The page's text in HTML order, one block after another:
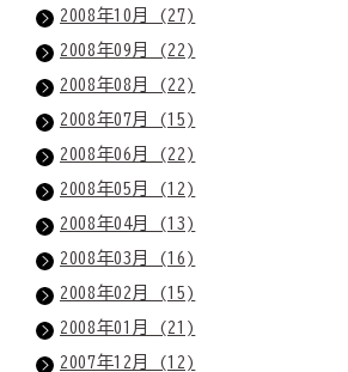
2008年10月 (27)
2008年09月 (22)
2008年08月 (22)
2008年07月 (15)
2008年06月 (22)
2008年05月 (12)
2008年04月 (13)
2008年03月 (16)
2008年02月 (15)
2008年01月 (21)
2007年12月 (12)